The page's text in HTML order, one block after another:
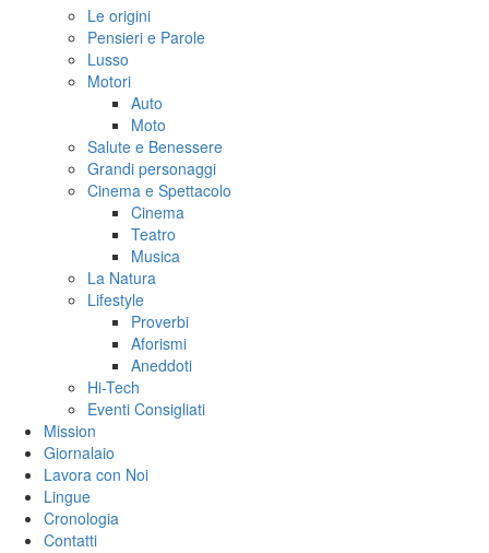
Le origini
Pensieri e Parole
Lusso
Motori
Auto
Moto
Salute e Benessere
Grandi personaggi
Cinema e Spettacolo
Cinema
Teatro
Musica
La Natura
Lifestyle
Proverbi
Aforismi
Aneddoti
Hi-Tech
Eventi Consigliati
Mission
Giornalaio
Lavora con Noi
Lingue
Cronologia
Contatti